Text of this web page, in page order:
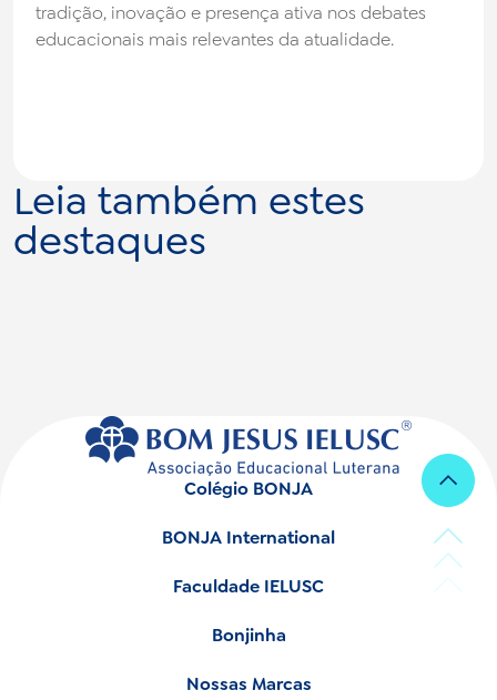
tradição, inovação e presença ativa nos debates
educacionais mais relevantes da atualidade.
Leia também estes
destaques
Colégio BONJA
BONJA International
Faculdade IELUSC
Bonjinha
Nossas Marcas